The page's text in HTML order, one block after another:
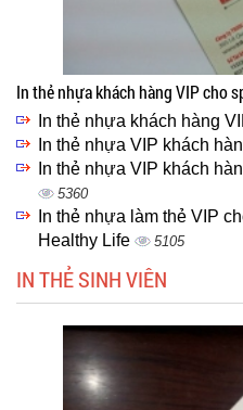
In thẻ nhựa khách hàng VIP cho
In thẻ nhựa khách hàng
In thẻ nhựa VIP khách
In thẻ nhựa VIP khách
5360
In thẻ nhựa làm thẻ VIP
Healthy Life
5105
IN THẺ SINH VIÊN